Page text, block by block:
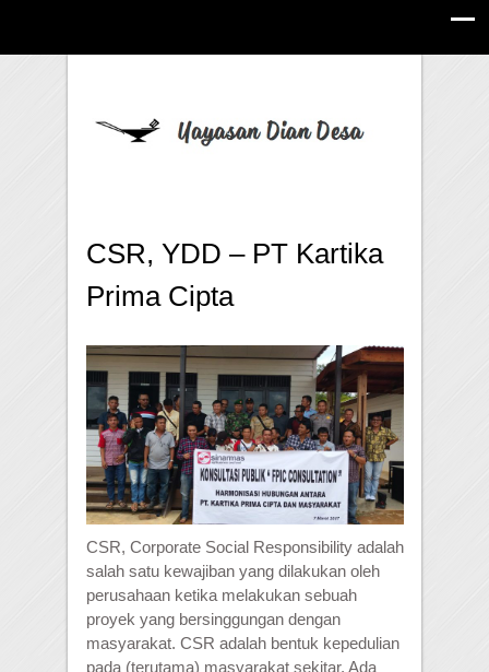
CSR, YDD – PT Kartika
Prima Cipta
CSR, Corporate Social Responsibility adalah
salah satu kewajiban yang dilakukan oleh
perusahaan ketika melakukan sebuah
proyek yang bersinggungan dengan
masyarakat. CSR adalah bentuk kepedulian
pada (terutama) masyarakat sekitar. Ada